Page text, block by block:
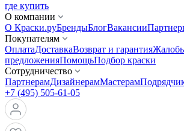
где купить
О компании
О Краски.руБрендыБлогВакансии
Покупателям
ОплатаДоставкаВозврат и гарантия
предложенияПомощьПодбор краски
Сотрудничество
ПартнерамДизайнерамМастерам
+7 (495) 505-61-05